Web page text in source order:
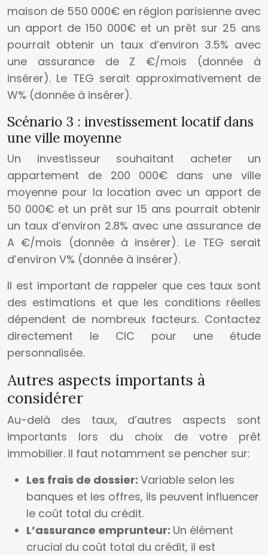
maison de 550 000€ en région parisienne avec
un apport de 150 000€ et un prêt sur 25 ans
pourrait obtenir un taux d’environ 3.5% avec
une assurance de Z €/mois (donnée à
insérer). Le TEG serait approximativement de
W% (donnée à insérer).
Scénario 3 : investissement locatif dans
une ville moyenne
Un investisseur souhaitant acheter un
appartement de 200 000€ dans une ville
moyenne pour la location avec un apport de
50 000€ et un prêt sur 15 ans pourrait obtenir
un taux d’environ 2.8% avec une assurance de
A €/mois (donnée à insérer). Le TEG serait
d’environ V% (donnée à insérer).
Il est important de rappeler que ces taux sont
des estimations et que les conditions réelles
dépendent de nombreux facteurs. Contactez
directement le CIC pour une étude
personnalisée.
Autres aspects importants à
considérer
Au-delà des taux, d’autres aspects sont
importants lors du choix de votre prêt
immobilier. Il faut notamment se pencher sur:
Les frais de dossier: Variable selon les
banques et les offres, ils peuvent influencer
le coût total du crédit.
L’assurance emprunteur: Un élément
crucial du coût total du crédit, il est